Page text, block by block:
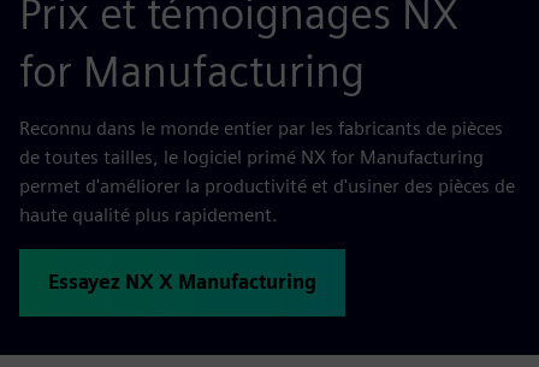
Prix et témoignages NX
for Manufacturing
Reconnu dans le monde entier par les fabricants de pièces
de toutes tailles, le logiciel primé NX for Manufacturing
permet d'améliorer la productivité et d'usiner des pièces de
haute qualité plus rapidement.
Essayez NX X Manufacturing